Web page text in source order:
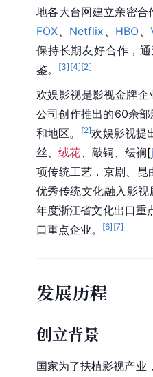
地各大台网建立亲密
FOX
Netflix HBO 、
保持长期友好合作，
鉴。
[3] [4][2]
欢娱影视是影视金牌企
公司创作推出的60余
和地区。
[2]欢娱影视提
丝、绒花 、敲铜、纭裥[
项传统工艺，京剧、昆
优秀传统文化融入影
年度浙江省文化出口重
口重点企业。
[6] [7]
发展历程
创立背景
国家为了扶植影视产业